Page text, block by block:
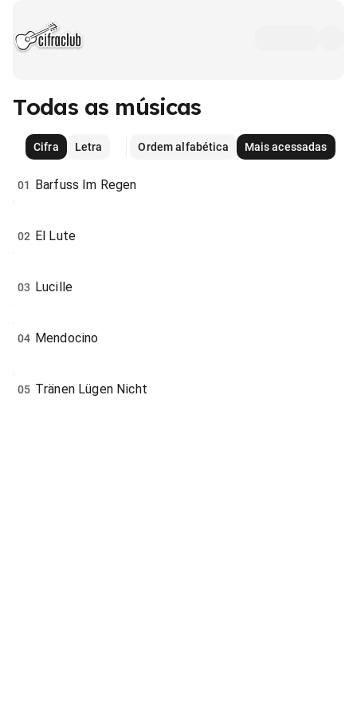
Todas as músicas
Cifra Letra Ordem alfabética Mais acessadas
01 Barfuss Im Regen
02 El Lute
03 Lucille
04 Mendocino
05 Tränen Lügen Nicht